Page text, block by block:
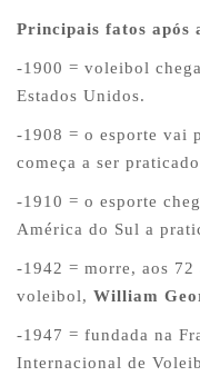
Principais fatos após
-1900 = voleibol
Estados Unidos.
-1908 = o esporte vai
começa a ser
-1910 = o esporte
América do Sul a
-1942 = morre, aos
voleibol, William
-1947 = fundada na
Internacional de